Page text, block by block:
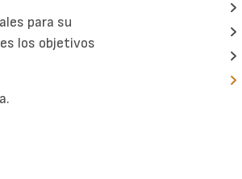
para su
los objetivos